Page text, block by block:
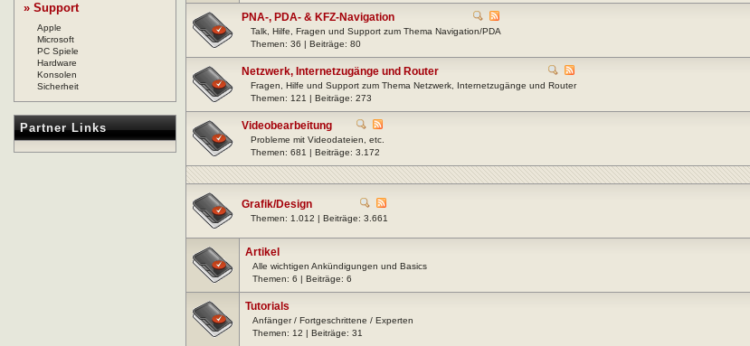
» Support
Apple
Microsoft
PC Spiele
Hardware
Konsolen
Sicherheit
Partner Links
PNA-, PDA- & KFZ-Navigation
Talk, Hilfe, Fragen und Support zum Thema Navigation/PDA
Themen: 36 | Beiträge: 80
Netzwerk, Internetzugänge und Router
Fragen, Hilfe und Support zum Thema Netzwerk, Internetzugänge und Router
Themen: 121 | Beiträge: 273
Videobearbeitung
Probleme mit Videodateien, etc.
Themen: 681 | Beiträge: 3.172
Grafik/Design
Themen: 1.012 | Beiträge: 3.661
Artikel
Alle wichtigen Ankündigungen und Basics
Themen: 6 | Beiträge: 6
Tutorials
Anfänger / Fortgeschrittene / Experten
Themen: 12 | Beiträge: 31